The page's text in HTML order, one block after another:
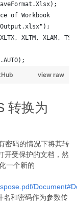
of Workbook
XLTM, XLAM,
view raw
转换为
密码的情况下将其转
开受保护的文档，然
一个新的
名和密码作为参数传